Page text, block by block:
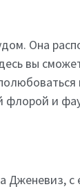
Она
вы
флорой и
с